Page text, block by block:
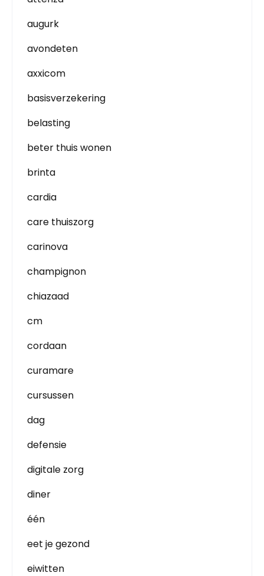
augurk
avondeten
axxicom
basisverzekering
belasting
beter thuis wonen
brinta
cardia
care thuiszorg
carinova
champignon
chiazaad
cm
cordaan
curamare
cursussen
dag
defensie
digitale zorg
diner
één
eet je gezond
eiwitten